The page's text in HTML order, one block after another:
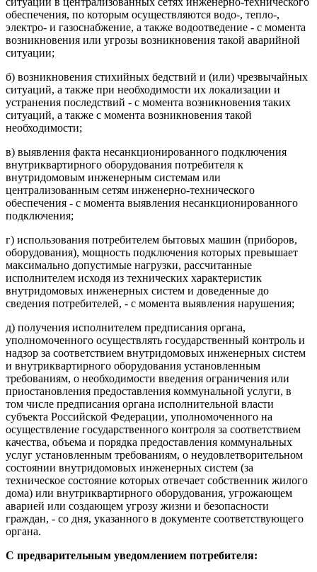
обеспечения, по которым осуществляются водо-, тепло-,
электро- и газоснабжение, а также водоотведение - с момента
возникновения или угрозы возникновения такой аварийной
ситуации;
б) возникновения стихийных бедствий и (или) чрезвычайных
ситуаций, а также при необходимости их локализации и
устранения последствий - с момента возникновения таких
ситуаций, а также с момента возникновения такой
необходимости;
в) выявления факта несанкционированного подключения
внутриквартирного оборудования потребителя к
внутридомовым инженерным системам или
централизованным сетям инженерно-технического
обеспечения - с момента выявления несанкционированного
подключения;
г) использования потребителем бытовых машин (приборов,
оборудования), мощность подключения которых превышает
максимально допустимые нагрузки, рассчитанные
исполнителем исходя из технических характеристик
внутридомовых инженерных систем и доведенные до
сведения потребителей, - с момента выявления нарушения;
д) получения исполнителем предписания органа,
уполномоченного осуществлять государственный контроль и
надзор за соответствием внутридомовых инженерных систем
и внутриквартирного оборудования установленным
требованиям, о необходимости введения ограничения или
приостановления предоставления коммунальной услуги, в
том числе предписания органа исполнительной власти
субъекта Российской Федерации, уполномоченного на
осуществление государственного контроля за соответствием
качества, объема и порядка предоставления коммунальных
услуг установленным требованиям, о неудовлетворительном
состоянии внутридомовых инженерных систем (за
техническое состояние которых отвечает собственник жилого
дома) или внутриквартирного оборудования, угрожающем
аварией или создающем угрозу жизни и безопасности
граждан, - со дня, указанного в документе соответствующего
органа.
С предварительным уведомлением потребителя: